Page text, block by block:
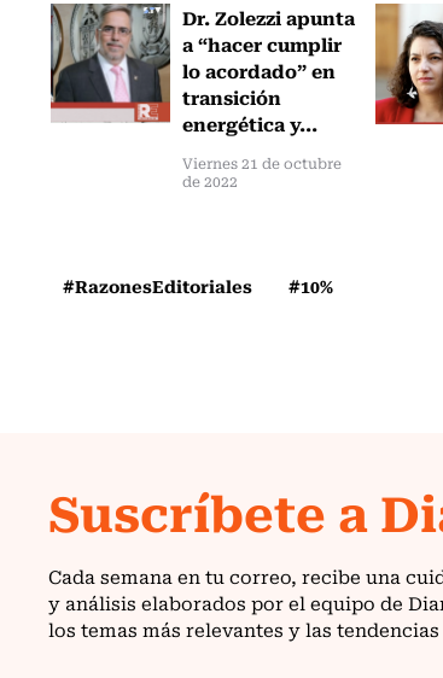
Dr. Zolezzi apunta
a “hacer cumplir
lo acordado” en
transición
energética y...
Viernes 21 de octubre
de 2022
#RazonesEditoriales #10%